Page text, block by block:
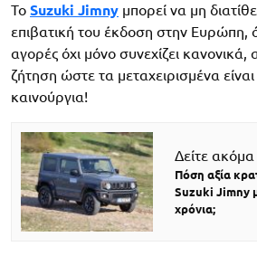
Το Suzuki Jimny μπορεί να μη
επιβατική του έκδοση στην Ευρώπη,
αγορές όχι μόνο συνεχίζει κανονικά,
ζήτηση ώστε τα μεταχειρισμένα
καινούργια!
Δείτε ακόμα
Πόση αξία
Suzuki Jimny
χρόνια;